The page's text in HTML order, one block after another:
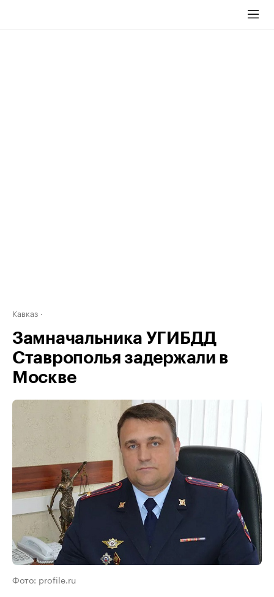
Кавказ
Замначальника УГИБДД
Ставрополья задержали в
Москве
Фото: profile.ru